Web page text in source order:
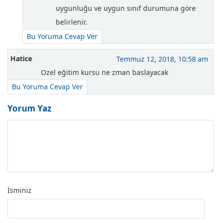
uygunluğu ve uygun sınıf durumuna göre
belirlenir.
Bu Yoruma Cevap Ver
Hatice
Temmuz 12, 2018, 10:58 am
Ozel eğitim kursu ne zman baslayacak
Bu Yoruma Cevap Ver
Yorum Yaz
İsminiz